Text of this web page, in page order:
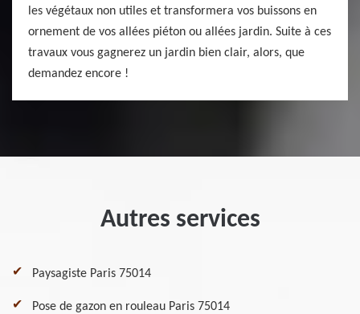
les végétaux non utiles et transformera vos buissons en
ornement de vos allées piéton ou allées jardin. Suite à ces
travaux vous gagnerez un jardin bien clair, alors, que
demandez encore !
Autres services
Paysagiste Paris 75014
Pose de gazon en rouleau Paris 75014